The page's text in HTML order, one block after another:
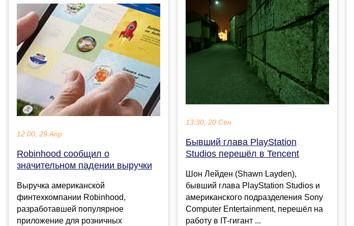
12:00, 29 Апр
Robinhood сообщил о
значительном падении выручки
Выручка американской
финтехкомпании Robinhood,
разработавшей популярное
приложение для розничных
13:30, 20 Сен
Бывший глава PlayStation
Studios перешёл в Tencent
Шон Лейден (Shawn Layden),
бывший глава PlayStation Studios и
американского подразделения Sony
Computer Entertainment, перешёл на
работу в IT-гигант ...